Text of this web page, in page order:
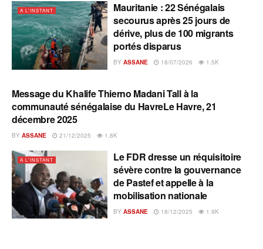
A L'INSTANT
Mauritanie : 22 Sénégalais
secourus après 25 jours de
dérive, plus de 100 migrants
portés disparus
BY ASSANE 18/07/2026 1.5K
A L'INSTANT
Message du Khalife Thierno Madani Tall à la
communauté sénégalaise du HavreLe Havre, 21
décembre 2025
BY ASSANE 21/12/2025 1.8K
A L'INSTANT
Le FDR dresse un réquisitoire
sévère contre la gouvernance
de Pastef et appelle à la
mobilisation nationale
BY ASSANE 18/12/2025 1.9K